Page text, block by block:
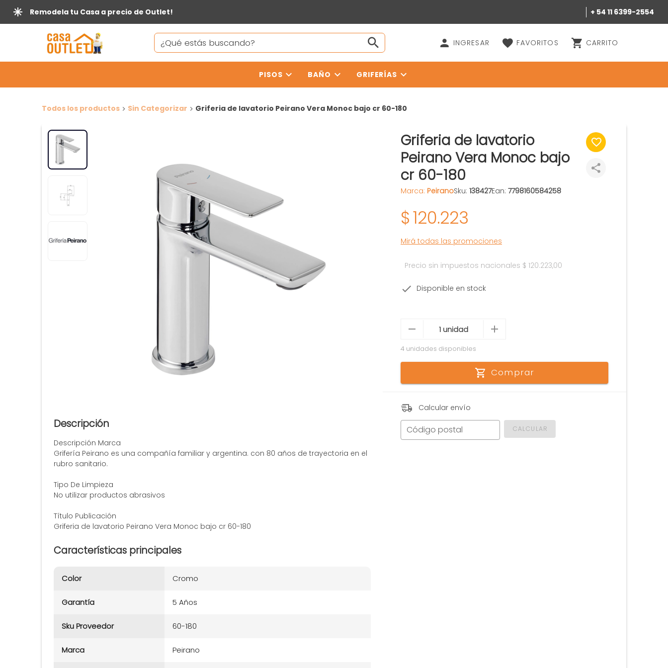
Remodela tu Casa a precio de Outlet! + 54 11 6399-2554
INGRESAR FAVORITOS CARRITO
PISOS BAÑO GRIFERÍAS
Todos los productos Sin Categorizar Griferia de lavatorio Peirano Vera Monoc bajo cr 60-180
Descripción
Descripción Marca
Grifería Peirano es una compañía familiar y argentina. con 80 años de trayectoria en el
rubro sanitario.
Tipo De Limpieza
No utilizar productos abrasivos
Título Publicación
Griferia de lavatorio Peirano Vera Monoc bajo cr 60-180
Características principales
Color Cromo
Garantía 5 Años
Sku Proveedor 60-180
Marca Peirano
Griferia de lavatorio
Peirano Vera Monoc bajo
cr 60-180
Marca: PeiranoSku: 138427Ean: 7798160584258
$120.223
Mirá todas las promociones
Precio sin impuestos nacionales $ 120.223,00
Disponible en stock
4 unidades disponibles
Comprar
Calcular envío
Código postal CALCULAR